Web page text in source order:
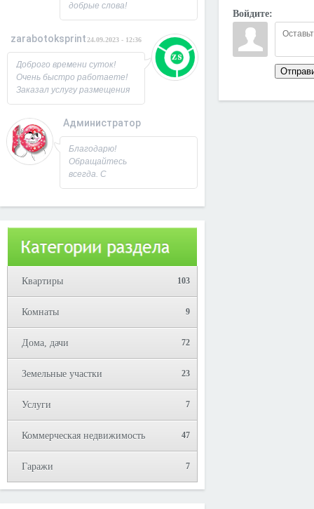
добрые слова!
Всегда рад
пользователям.
просим!
Заходите ещё. С
Уважением,
Юрий!
zarabotoksprint 24.09.2023 - 12:36
Доброго времени суток!
Очень быстро работаете!
Заказал услугу размещения
объявления на 60 досок, за
исполнили! Большое
спасибо!
Администратор
22.09.2023 - 09:19
Благодарю!
Обращайтесь
всегда. С
Уважением,
Квартиры 103
Комнаты 9
Дома, дачи 72
Земельные участки 23
Услуги 7
Коммерческая недвижимость 47
Гаражи 7
Войдите: